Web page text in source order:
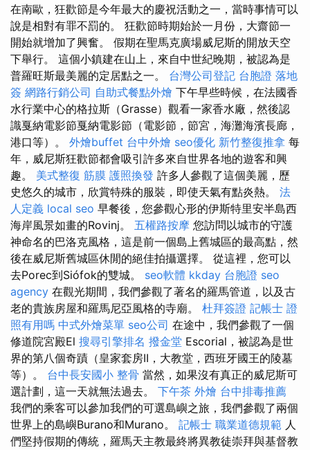
在南歐，狂歡節是今年最大的慶祝活動之一，當時事情可以
說是相對有罪不罰的。 狂歡節時期始於一月份，大齋節一
開始就增加了興奮。 假期在聖馬克廣場威尼斯的開放天空
下舉行。 這個小鎮建在山上，來自中世紀晚期，被認為是
普羅旺斯最美麗的定居點之一。 台灣公司登記 台胞證 落地
簽 網路行銷公司 自助式餐點外燴 下午早些時候，在法國香
水行業中心的格拉斯（Grasse）觀看一家香水廠，然後認
識戛納電影節戛納電影節（電影節，節宮，海灘海濱長廊，
港口等）。 外燴buffet 台中外燴 seo優化 新竹整復推拿 每
年，威尼斯狂歡節都會吸引許多來自世界各地的遊客和興
趣。 美式整復 筋膜 護照換發 許多人參觀了這個美麗，歷
史悠久的城市，欣賞特殊的服裝，即使天氣有點炎熱。 法
人定義 local seo 早餐後，您參觀心形的伊斯特里安半島西
海岸風景如畫的Rovinj。 五權路按摩 您訪問以城市的守護
神命名的巴洛克風格，這是前一個島上舊城區的最高點，然
後在威尼斯舊城區休閒的絕佳拍攝選擇。 從這裡，您可以
去Porec到Siófok的雙城。 seo軟體 kkday 台胞證 seo
agency 在觀光期間，我們參觀了著名的羅馬管道，以及古
老的貴族房屋和羅馬尼亞風格的寺廟。 杜拜簽證 記帳士 證
照有用嗎 中式外燴菜單 seo公司 在途中，我們參觀了一個
修道院宮殿El 搜尋引擎排名 撥金堂 Escorial，被認為是世
界的第八個奇蹟（皇家套房II，大教堂，西班牙國王的陵墓
等）。 台中長安國小 整骨 當然，如果沒有真正的威尼斯可
選計劃，這一天就無法過去。 下午茶 外燴 台中排毒推薦
我們的乘客可以參加我們的可選島嶼之旅，我們參觀了兩個
世界上的島嶼Burano和Murano。 記帳士 職業道德規範 人
們堅持假期的傳統，羅馬天主教最終將異教徒崇拜與基督教